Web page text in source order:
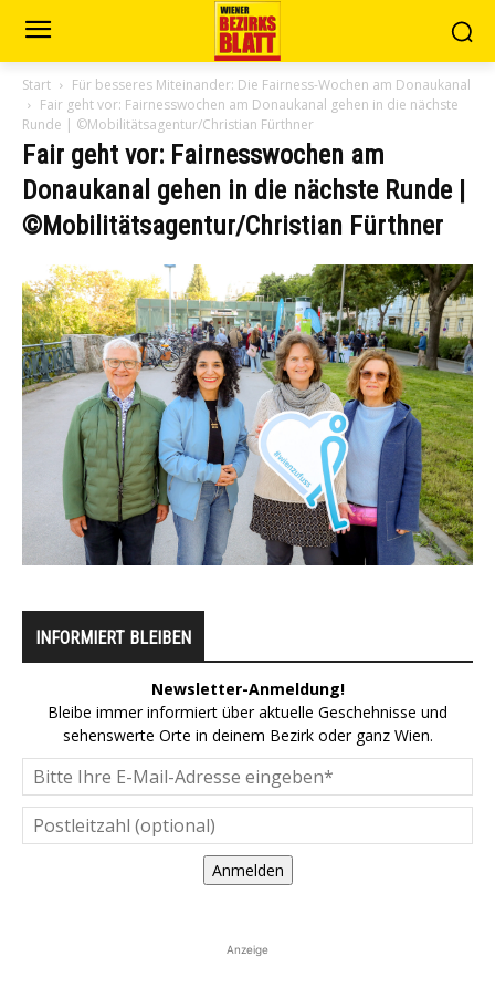
Start
Für besseres Miteinander: Die Fairness-Wochen am Donaukanal
Fair geht vor: Fairnesswochen am Donaukanal gehen in die nächste
Runde | ©Mobilitätsagentur/Christian Fürthner
Fair geht vor: Fairnesswochen am
Donaukanal gehen in die nächste Runde |
©Mobilitätsagentur/Christian Fürthner
INFORMIERT BLEIBEN
Newsletter-Anmeldung!
Bleibe immer informiert über aktuelle Geschehnisse und
sehenswerte Orte in deinem Bezirk oder ganz Wien.
Anmelden
Anzeige